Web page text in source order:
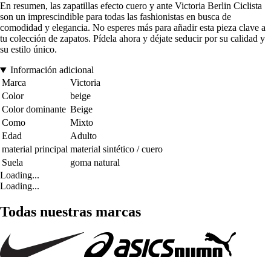
En resumen, las zapatillas efecto cuero y ante Victoria Berlin Ciclista
son un imprescindible para todas las fashionistas en busca de
comodidad y elegancia. No esperes más para añadir esta pieza clave a
tu colección de zapatos. Pídela ahora y déjate seducir por su calidad y
su estilo único.
Información adicional
Marca
Victoria
Color
beige
Color dominante Beige
Como
Mixto
Edad
Adulto
material principal material sintético / cuero
Suela
goma natural
Loading...
Loading...
Todas nuestras marcas